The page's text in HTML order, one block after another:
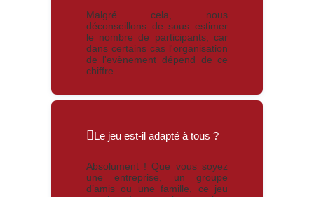
Malgré cela, nous
déconseillons de sous estimer
le nombre de participants, car
dans certains cas l'organisation
de l'evènement dépend de ce
chiffre.
Le jeu est-il adapté à tous ?
Absolument ! Que vous soyez
une entreprise, un groupe
d’amis ou une famille, ce jeu